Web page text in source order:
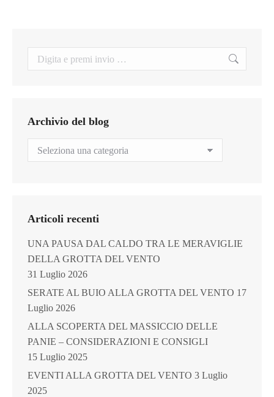
Search:
Archivio del blog
Archivio
del
Articoli recenti
UNA PAUSA DAL CALDO TRA LE MERAVIGLIE
DELLA GROTTA DEL VENTO
31 Luglio 2026
SERATE AL BUIO ALLA GROTTA DEL VENTO 17
Luglio 2026
ALLA SCOPERTA DEL MASSICCIO DELLE
PANIE – CONSIDERAZIONI E CONSIGLI
15 Luglio 2025
EVENTI ALLA GROTTA DEL VENTO 3 Luglio
2025